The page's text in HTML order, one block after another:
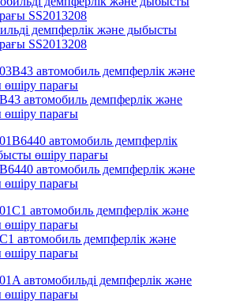
демпферлік және дыбысты
SS2013208
автомобиль демпферлік және
парағы
автомобиль демпферлік және
парағы
автомобиль демпферлік және
парағы